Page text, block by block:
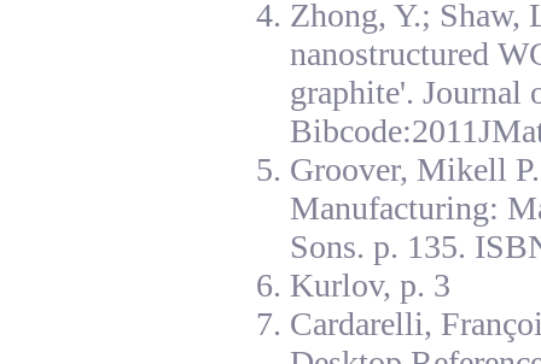
Zhong, Y.; Shaw,
nanostructured
graphite'. Journal
Groover, Mikell
Manufacturing:
Sons. p. 135.
Kurlov, p. 3
Cardarelli,